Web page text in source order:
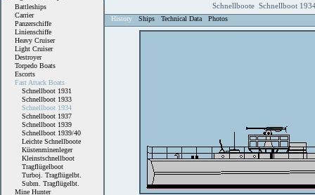
Battleships
Carrier
Panzerschiffe
Linienschiffe
Heavy Cruiser
Light Cruiser
Destroyer
Torpedo Boats
Escorts
Fast Attack Boats
Schnellboot 1931
Schnellboot 1933
Schnellboot 1934
Schnellboot 1937
Schnellboot 1939
Schnellboot 1939/40
Leichte Schnellboote
Küstenminenleger
Kleinstschnellboot
Tragflügelboot
Turboj. Tragflügelbt.
Subm. Tragflügelbt.
Mine Hunter
Schnellboote Schnellboot
History Ships Technical Data Photos